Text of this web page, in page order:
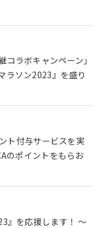
ラボキャンペーン」
ラソン2023』を盛り
ト付与サービスを実
のポイントをもらお
』を応援します！ ～